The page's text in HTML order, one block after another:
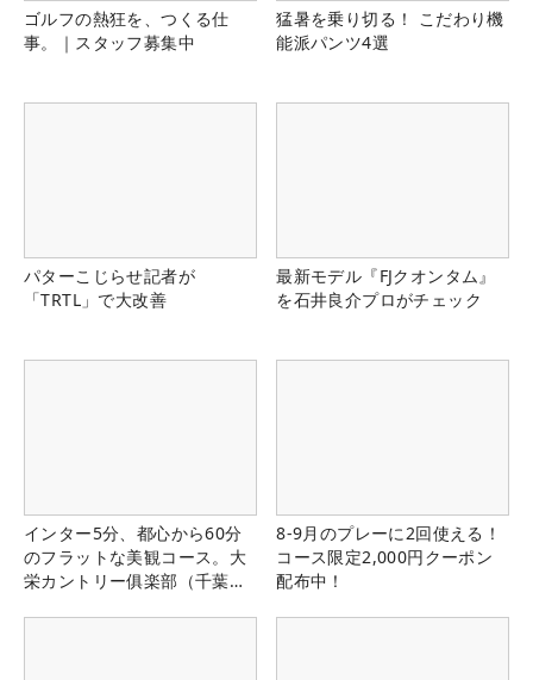
ゴルフの熱狂を、つくる仕
事。｜スタッフ募集中
猛暑を乗り切る！ こだわり機
能派パンツ4選
パターこじらせ記者が
「TRTL」で大改善
最新モデル『FJクオンタム』
を石井良介プロがチェック
インター5分、都心から60分
のフラットな美観コース。大
栄カントリー俱楽部（千葉
8-9月のプレーに2回使える！
コース限定2,000円クーポン
配布中！